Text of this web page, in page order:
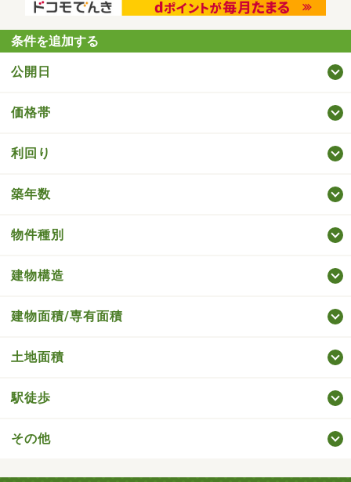
条件を追加する
公開日
価格帯
利回り
築年数
物件種別
建物構造
建物面積/専有面積
土地面積
駅徒歩
その他